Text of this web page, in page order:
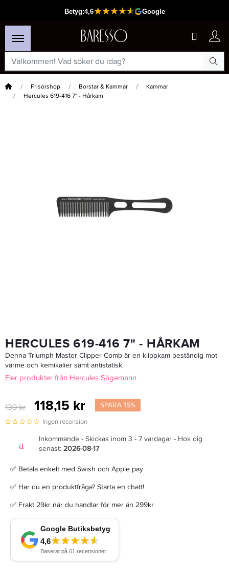
Hem Frisörshop Borstar & Kammar
Kammar
Hercules 619-416 7" - Hårkam
HERCULES 619-416 7" - HÅRKAM
Denna Triumph Master Clipper Comb är en klippkam beständig mot
värme och kemikalier samt antistatisk.
Fler produkter från Hercules Sägemann
139 kr 118,15 kr SPARA 15%
Ingen recension
Inkommande - Skickas inom 3 - 7 vardagar - Hos dig
senast: 2026-08-17
✅ Betala enkelt med Swish och Apple pay
✅ Har du en produktfråga? Starta en chatt!
✅ Frakt 29kr när du handlar för mer än 299kr